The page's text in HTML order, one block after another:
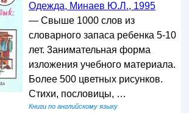
Одежда, Минаев Ю.Л., 1995
— Свыше 1000 слов из
словарного запаса ребенка 5-10
лет. 3анимательная форма
изложения учебного материала.
Более 500 цветных рисунков.
Стихи, пословицы, …
Книги по английскому языку